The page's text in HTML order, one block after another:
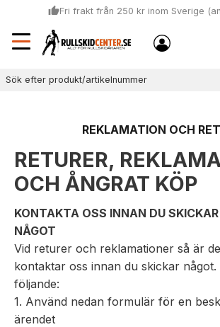
Meny
thumb_upFri frakt från 250 kr inom Sverige
local_shipping
Sommar: Beställ innan kl 11:00 (mån-ons) och
samma dag
REKLAMATION OCH
RETURER,
OCH ÅNGRAT KÖP
KONTAKTA OSS INNAN DU
NÅGOT
Vid returer och reklamationer så är
kontaktar oss innan du skickar något.
följande:
1. Använd nedan formulär för en
ärendet